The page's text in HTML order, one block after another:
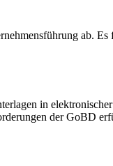
ab.
in
der GoBD